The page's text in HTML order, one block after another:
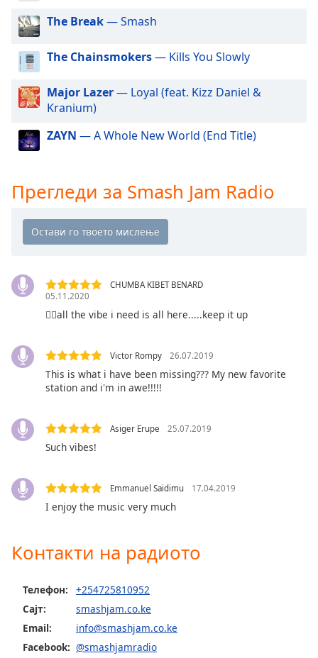
Beginning
dialog
window.
Escape
and
close
Color
Caption
Area
Background
Font
Edge
Style
The Break— Smash
The Chainsmokers— Kills You Slowly
Major Lazer— Loyal (feat. Kizz Daniel &
Kranium)
ZAYN — A Whole New World (End Title)
Прегледи за Smash Jam Radio
CHUMBA KIBET BENARD
05.11.2020
👍🏻all the vibe i need is all here.....keep it up
Victor Rompy 26.07.2019
This is what i have been missing??? My new favorite
station and i'm in awe!!!!!
Asiger Erupe 25.07.2019
Such vibes!
Emmanuel Saidimu 17.04.2019
I enjoy the music very much
Контакти на радиото
Телефон:
+254725810952
Сајт:
smashjam.co.ke
Email:
info@smashjam.co.ke
Facebook: @smashjamradio